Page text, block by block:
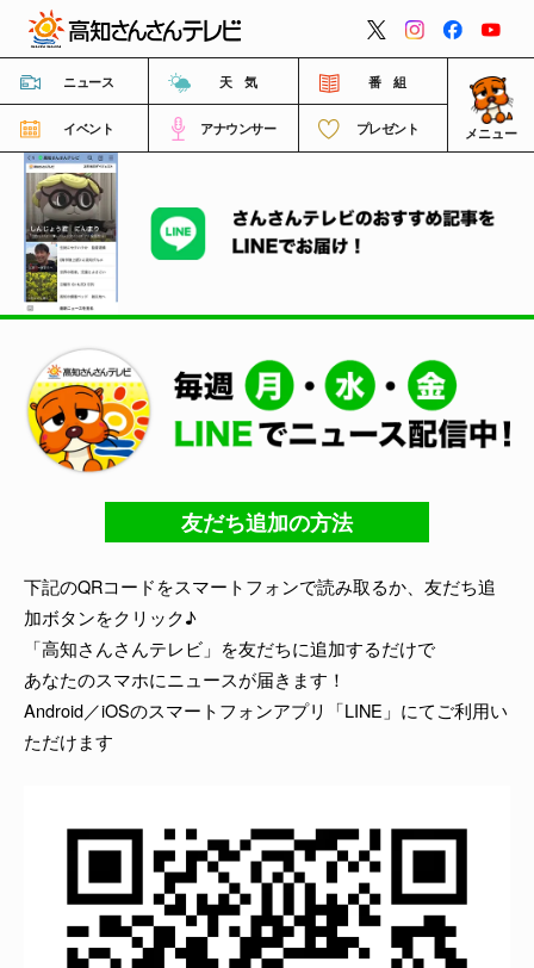
ニュース 天 気 番 組
イベント アナウンサー プレゼント メニュー
高知さんさんテレビについて
FNNビデオポスト（投稿）
ご意見・ご感想・ご要望
よくある質問
友だち追加の方法
下記のQRコードをスマートフォンで読み取るか、友だち追
加ボタンをクリック♪
「高知さんさんテレビ」を友だちに追加するだけで
あなたのスマホにニュースが届きます！
Android／iOSのスマートフォンアプリ「LINE」にてご利用い
ただけます